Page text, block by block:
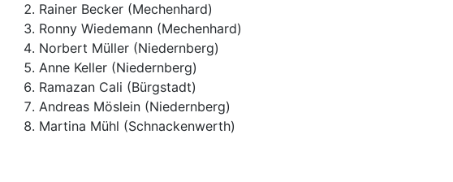
Rainer Becker (Mechenhard)
Ronny Wiedemann (Mechenhard)
Norbert Müller (Niedernberg)
Anne Keller (Niedernberg)
Ramazan Cali (Bürgstadt)
Andreas Möslein (Niedernberg)
Martina Mühl (Schnackenwerth)